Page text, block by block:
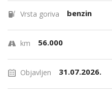
Vrsta goriva benzin
km 56.000
Objavljen 31.07.2026.